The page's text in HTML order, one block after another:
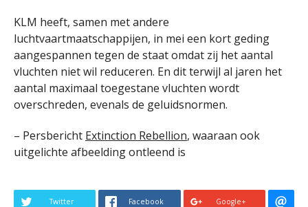
KLM heeft, samen met andere
luchtvaartmaatschappijen, in mei een kort geding
aangespannen tegen de staat omdat zij het aantal
vluchten niet wil reduceren. En dit terwijl al jaren het
aantal maximaal toegestane vluchten wordt
overschreden, evenals de geluidsnormen.
– Persbericht Extinction Rebellion, waaraan ook
uitgelichte afbeelding ontleend is
Twitter Facebook Google+